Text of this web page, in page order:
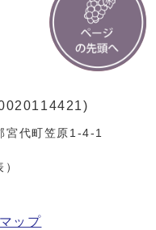
宮代町笠原1-4-1
）
ップ